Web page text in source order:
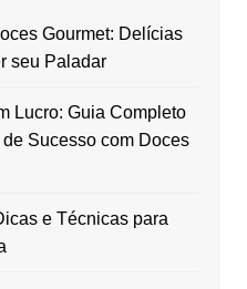
Gourmet: Delícias
seu Paladar
Lucro: Guia Completo
Sucesso com Doces
e Técnicas para